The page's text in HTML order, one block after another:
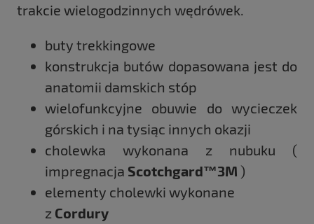
trakcie wielogodzinnych wędrówek.
buty trekkingowe
konstrukcja butów dopasowana jest do
anatomii damskich stóp
wielofunkcyjne obuwie do wycieczek
górskich i na tysiąc innych okazji
cholewka wykonana z nubuku (
impregnacja Scotchgard™3M )
elementy cholewki wykonane
z Cordury